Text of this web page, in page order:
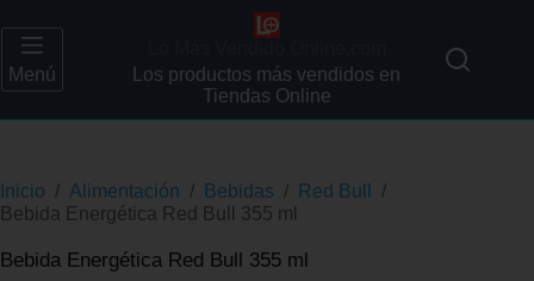
Menú
Los productos más vendidos en
Tiendas Online
Inicio / Alimentación / Bebidas / Red Bull
/
Bebida Energética Red Bull 355 ml
Bebida Energética Red Bull 355 ml